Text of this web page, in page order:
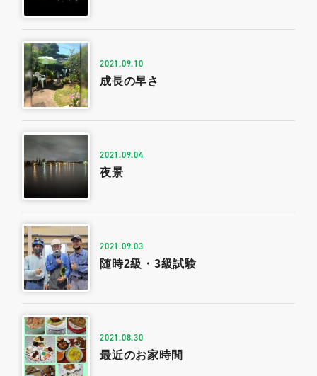
2021.09.10
成長の早さ
2021.09.04
夜景
2021.09.03
随時2級・3級試験
2021.08.30
最近のお家時間